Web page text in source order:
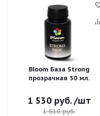
Bloom База Strong
прозрачная 50 мл.
1 530руб. /шт
1 610руб.